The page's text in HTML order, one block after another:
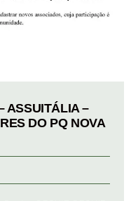
ASSUITÁLIA –
DO PQ NOVA